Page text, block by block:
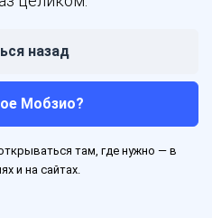
назад
Мобзио?
там, где нужно — в
и на сайтах.